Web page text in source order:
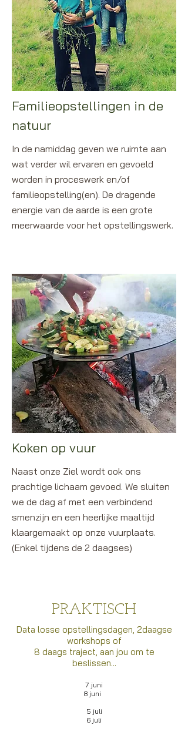
Familieopstellingen in de
natuur
In de namiddag geven we ruimte aan
wat verder wil ervaren en gevoeld
worden in proceswerk en/of
familieopstelling(en). De dragende
energie van de aarde is een grote
meerwaarde voor het opstellingswerk.
Koken op vuur
Naast onze Ziel wordt ook ons
prachtige lichaam gevoed. We sluiten
we de dag af met een verbindend
smenzijn en een heerlijke maaltijd
klaargemaakt op onze vuurplaats.
(Enkel tijdens de 2 daagses)
PRAKTISCH
Data losse opstellingsdagen, 2daagse
workshops of
8 daags traject, aan jou om te
beslissen...
7 juni
8 juni
5 juli
6 juli